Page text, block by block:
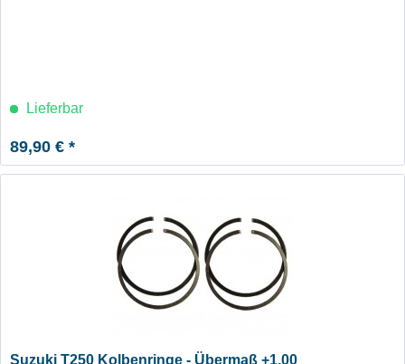
Lieferbar
89,90 € *
Suzuki T250 Kolbenringe - Übermaß +1,00